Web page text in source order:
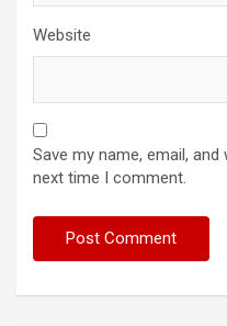
Website
Save my name, email,
next time I comment.